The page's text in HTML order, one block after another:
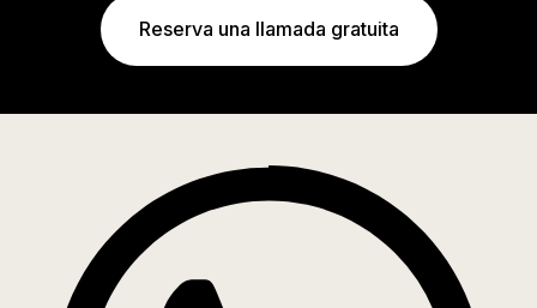
Reserva una llamada gratuita